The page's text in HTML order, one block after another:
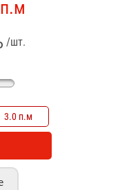
/шт.
3.0 п.м